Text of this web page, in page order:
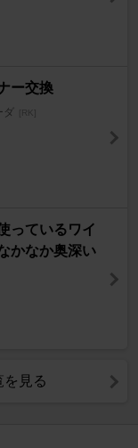
ー交換
ダ [RK]
っているワイ
かなか奥深い
を見る